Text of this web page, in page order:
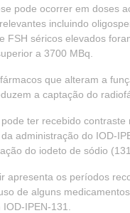
pode ocorrer em doses
incluindo
FSH séricos elevados
a 3700 MBq.
que alteram a
a captação do
ter recebido contraste
administração do IOD-
do iodeto de sódio
apresenta os períodos
de alguns
IPEN-131.